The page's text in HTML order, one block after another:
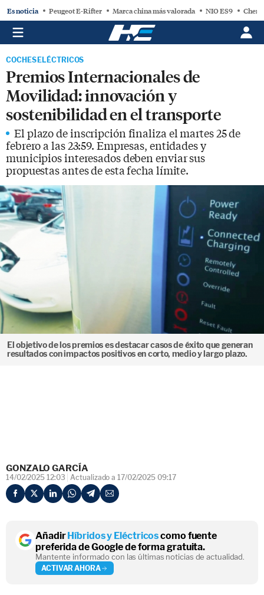
Es noticia Peugeot E-Rifter Marca china más valorada NIO ES9 Chery
COCHES ELÉCTRICOS
Premios Internacionales de
Movilidad: innovación y
sostenibilidad en el transporte
El plazo de inscripción finaliza el martes 25 de
febrero a las 23:59. Empresas, entidades y
municipios interesados deben enviar sus
propuestas antes de esta fecha límite.
El objetivo de los premios es destacar casos de éxito que generan
resultados con impactos positivos en corto, medio y largo plazo.
GONZALO GARCÍA
14/02/2025 12:03 Actualizado a 17/02/2025 09:17
AñadirHíbridos y Eléctricoscomo fuente
preferida de Google de forma gratuita.
Mantente informado con las últimas noticias de actualidad.
ACTIVAR AHORA